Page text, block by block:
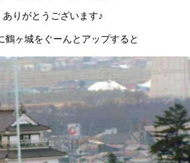
ありがとうございます♪
鶴ヶ城をぐーんとアップすると